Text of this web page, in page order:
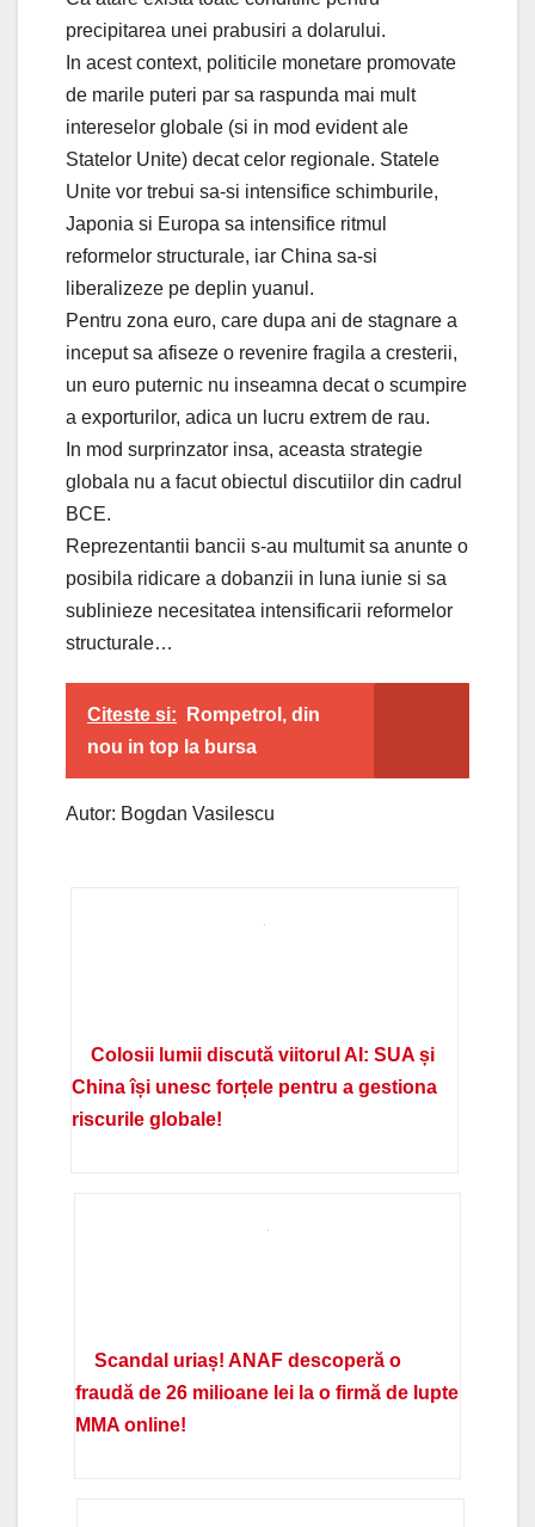
precipitarea unei prabusiri a dolarului.
In acest context, politicile monetare promovate
de marile puteri par sa raspunda mai mult
intereselor globale (si in mod evident ale
Statelor Unite) decat celor regionale. Statele
Unite vor trebui sa-si intensifice schimburile,
Japonia si Europa sa intensifice ritmul
reformelor structurale, iar China sa-si
liberalizeze pe deplin yuanul.
Pentru zona euro, care dupa ani de stagnare a
inceput sa afiseze o revenire fragila a cresterii,
un euro puternic nu inseamna decat o scumpire
a exporturilor, adica un lucru extrem de rau.
In mod surprinzator insa, aceasta strategie
globala nu a facut obiectul discutiilor din cadrul
BCE.
Reprezentantii bancii s-au multumit sa anunte o
posibila ridicare a dobanzii in luna iunie si sa
sublinieze necesitatea intensificarii reformelor
structurale…
Citeste si:
Rompetrol, din
nou in top la bursa
Autor: Bogdan Vasilescu
Colosii lumii discută viitorul AI: SUA și
China își unesc forțele pentru a gestiona
riscurile globale!
Scandal uriaș! ANAF descoperă o
fraudă de 26 milioane lei la o firmă de lupte
MMA online!